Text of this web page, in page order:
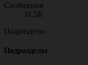
Сообщения
31,5К
Подразделы
Подразделы